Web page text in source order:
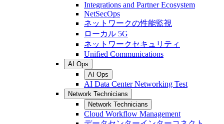
Integrations and Partner Ecosystem
NetSecOps
ネットワークの性能監視
ローカル 5G
ネットワークセキュリティ
Unified Communications
AI Ops
AI Ops
AI Data Center Networking Test
Network Technicians
Network Technicians
Cloud Workflow Management